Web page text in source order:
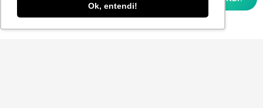
Ok, entendi!
Aceito receber a Newsletter.
e personalizar conteúdo. Ao utilizar este
site, você concorda com o uso de cookies e
nossaPOLÍTICA DE PRIVACIDADE E COOKIES